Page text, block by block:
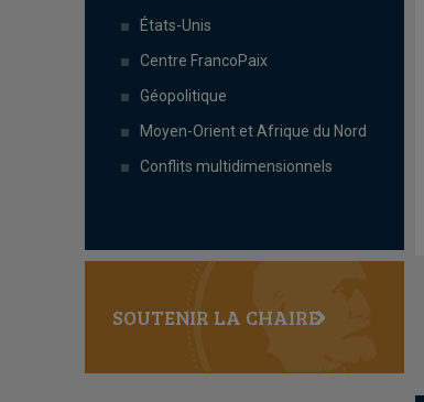
États-Unis
Centre FrancoPaix
Géopolitique
Moyen-Orient et Afrique du Nord
Conflits multidimensionnels
SOUTENIR LA CHAIRE